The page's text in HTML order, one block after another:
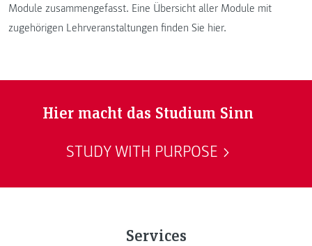
Module zusammengefasst. Eine Übersicht aller Module mit
zugehörigen Lehrveranstaltungen finden Sie hier.
Hier macht das Studium Sinn
STUDY WITH PURPOSE
Services